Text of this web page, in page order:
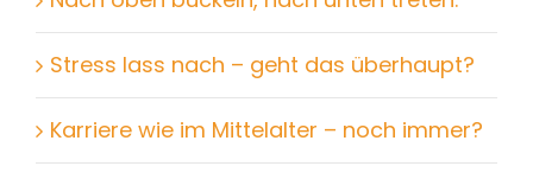
Stress lass nach – geht das überhaupt?
Karriere wie im Mittelalter – noch immer?